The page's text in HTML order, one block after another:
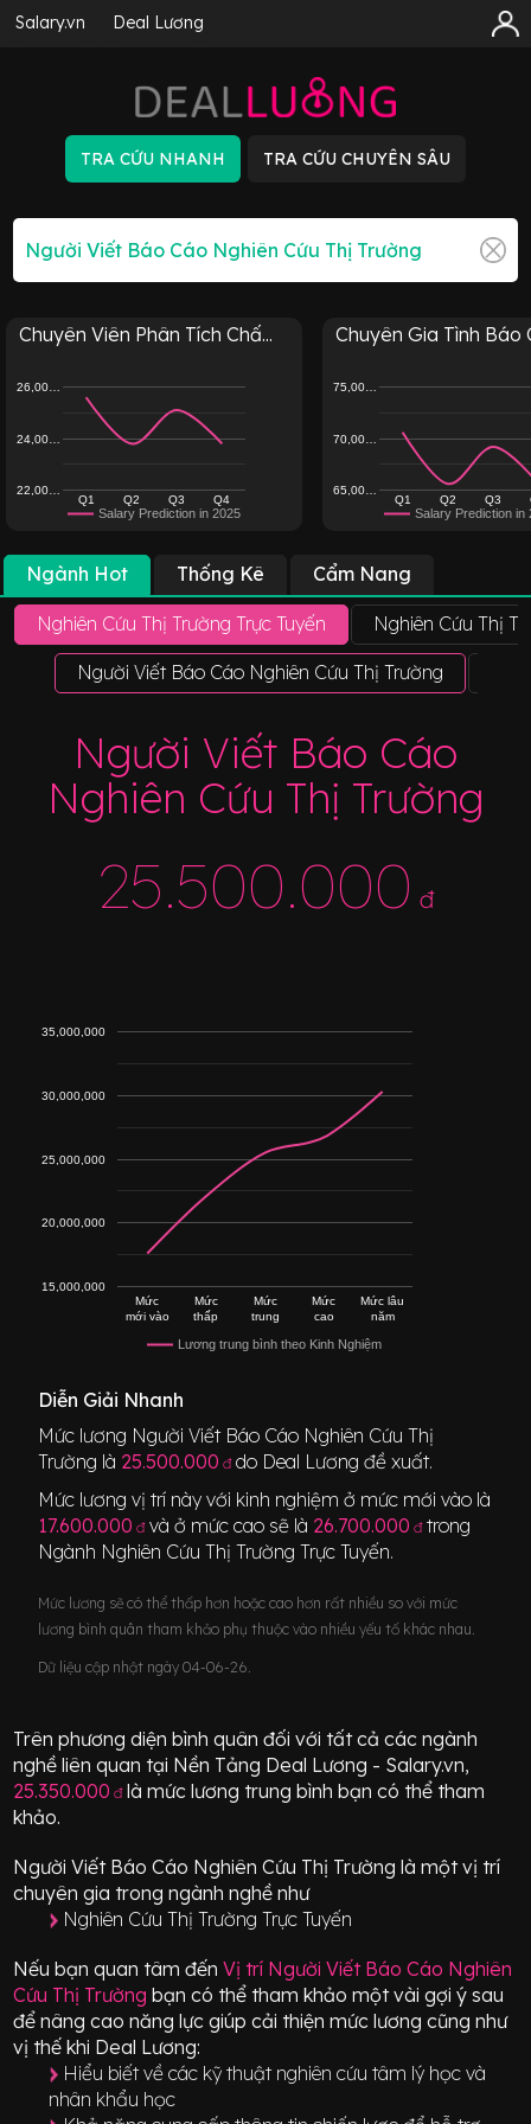
Salary.vn Deal Lương
Chuyên Viên Phân Tích Chấ...
Salary Prediction in 2025
Q1 Q2 Q3 Q4
22,00…
24,00…
26,00…
Chuyên Gia Tình Báo
Salary Prediction in
Q1 Q2 Q3
65,00…
70,00…
75,00…
Ngành Hot Thống Kê Cẩm Nang
Nghiên Cứu Thị Trường Trực Tuyến Nghiên Cứu Thị
Người Viết Báo Cáo Nghiên Cứu Thị Trường
Người Viết Báo Cáo
Nghiên Cứu Thị Trường
25.500.000 đ
Lương trung bình theo Kinh Nghiệm
Mức
mới vào
Mức
thấp
Mức
trung
Mức
cao
Mức lâu
năm
15,000,000
20,000,000
25,000,000
30,000,000
35,000,000
Diễn Giải Nhanh
Mức lương Người Viết Báo Cáo Nghiên Cứu Thị
Trường là 25.500.000 đdo Deal Lương đề xuất.
Mức lương vị trí này với kinh nghiệm ở mức mới vào là
17.600.000 đ và ở mức cao sẽ là 26.700.000 đ trong
Ngành Nghiên Cứu Thị Trường Trực Tuyến.
Mức lương sẽ có thể thấp hơn hoặc cao hơn rất nhiều so với mức
lương bình quân tham khảo phụ thuộc vào nhiều yếu tố khác nhau.
Dữ liệu cập nhật ngày 04-06-26.
Trên phương diện bình quân đối với tất cả các ngành
nghề liên quan tại Nền Tảng Deal Lương - Salary.vn,
25.350.000 đlà mức lương trung bình bạn có thể tham
khảo.
Người Viết Báo Cáo Nghiên Cứu Thị Trường là một vị trí
chuyên gia trong ngành nghề như
Nghiên Cứu Thị Trường Trực Tuyến
Nếu bạn quan tâm đến Vị trí Người Viết Báo Cáo Nghiên
Cứu Thị Trường bạn có thể tham khảo một vài gợi ý sau
để nâng cao năng lực giúp cải thiện mức lương cũng như
vị thế khi Deal Lương:
Hiểu biết về các kỹ thuật nghiên cứu tâm lý học và
nhân khẩu học